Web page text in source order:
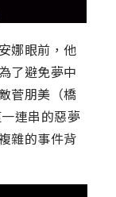
娜眼前，他
了避免夢中
菅朋美（橋
連串的惡夢
雜的事件背